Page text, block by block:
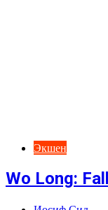
Экшен
Wo Long: